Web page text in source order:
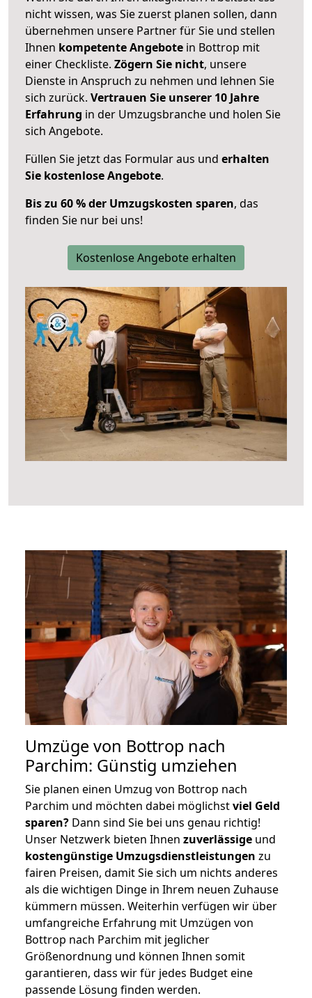
nicht wissen, was Sie zuerst planen sollen, dann
übernehmen unsere Partner für Sie und stellen
Ihnen kompetente Angebote in Bottrop mit
einer Checkliste. Zögern Sie nicht, unsere
Dienste in Anspruch zu nehmen und lehnen Sie
sich zurück. Vertrauen Sie unserer 10 Jahre
Erfahrung in der Umzugsbranche und holen Sie
sich Angebote.
Füllen Sie jetzt das Formular aus und erhalten
Sie kostenlose Angebote.
Bis zu 60 % der Umzugskosten sparen, das
finden Sie nur bei uns!
Kostenlose Angebote erhalten
Umzüge von Bottrop nach
Parchim: Günstig umziehen
Sie planen einen Umzug von Bottrop nach
Parchim und möchten dabei möglichstviel Geld
sparen? Dann sind Sie bei uns genau richtig!
Unser Netzwerk bieten Ihnen zuverlässige und
kostengünstige Umzugsdienstleistungen zu
fairen Preisen, damit Sie sich um nichts anderes
als die wichtigen Dinge in Ihrem neuen Zuhause
kümmern müssen. Weiterhin verfügen wir über
umfangreiche Erfahrung mit Umzügen von
Bottrop nach Parchim mit jeglicher
Größenordnung und können Ihnen somit
garantieren, dass wir für jedes Budget eine
passende Lösung finden werden.